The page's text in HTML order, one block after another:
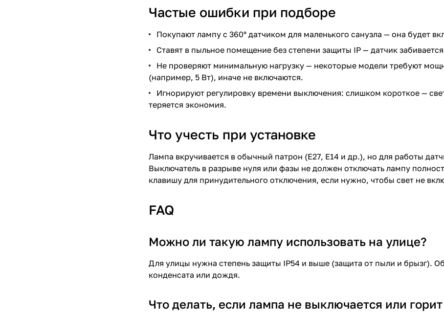
Частые ошибки при подборе
Покупают лампу с 360° датчиком для маленького санузла — она будет
Ставят в пыльное помещение без степени защиты IP — датчик
Не проверяют минимальную нагрузку — некоторые модели требуют
(например, 5 Вт), иначе не включаются.
Игнорируют регулировку времени выключения: слишком короткое —
теряется экономия.
Что учесть при установке
Лампа вкручивается в обычный патрон (E27, E14 и др.), но для работы
Выключатель в разрыве нуля или фазы не должен отключать лампу
клавишу для принудительного отключения, если нужно, чтобы свет не
FAQ
Можно ли такую лампу использовать на улице?
Для улицы нужна степень защиты IP54 и выше (защита от пыли и брызг).
конденсата или дождя.
Что делать, если лампа не выключается или